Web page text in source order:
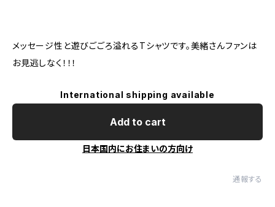
メッセージ性と遊びごごろ溢れるTシャツです。美緒さんファンは
お見逃しなく！！！
International shipping available
Add to cart
日本国内にお住まいの方向け
通報する